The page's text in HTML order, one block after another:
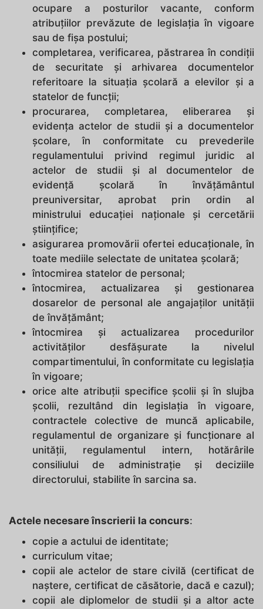
ocupare a posturilor vacante, conform
atribuţiilor prevăzute de legislaţia în vigoare
sau de fişa postului;
completarea, verificarea, păstrarea în condiţii
de securitate şi arhivarea documentelor
referitoare la situaţia şcolară a elevilor şi a
statelor de funcţii;
procurarea, completarea, eliberarea şi
evidenţa actelor de studii şi a documentelor
şcolare, în conformitate cu prevederile
regulamentului privind regimul juridic al
actelor de studii şi al documentelor de
evidenţă şcolară în învăţământul
preuniversitar, aprobat prin ordin al
ministrului educaţiei naţionale şi cercetării
ştiinţifice;
asigurarea promovării ofertei educaționale, în
toate mediile selectate de unitatea școlară;
întocmirea statelor de personal;
întocmirea, actualizarea şi gestionarea
dosarelor de personal ale angajaţilor unităţii
de învăţământ;
întocmirea şi actualizarea procedurilor
activităţilor desfăşurate la nivelul
compartimentului, în conformitate cu legislaţia
în vigoare;
orice alte atribuţii specifice școlii și în slujba
școlii, rezultând din legislaţia în vigoare,
contractele colective de muncă aplicabile,
regulamentul de organizare şi funcţionare al
unităţii, regulamentul intern, hotărârile
consiliului de administraţie şi deciziile
directorului, stabilite în sarcina sa.
Actele necesare înscrierii la concurs:
copie a actului de identitate;
curriculum vitae;
copii ale actelor de stare civilă (certificat de
naştere, certificat de căsătorie, dacă e cazul);
copii ale diplomelor de studii şi a altor acte